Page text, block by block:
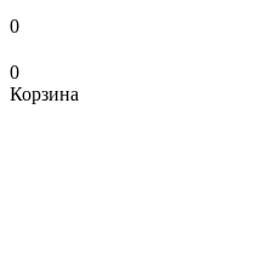
0
0
Корзина